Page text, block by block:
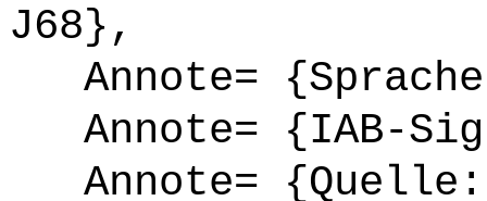
J68},
Annote=
Annote= {IAB-
Annote= {Quelle: